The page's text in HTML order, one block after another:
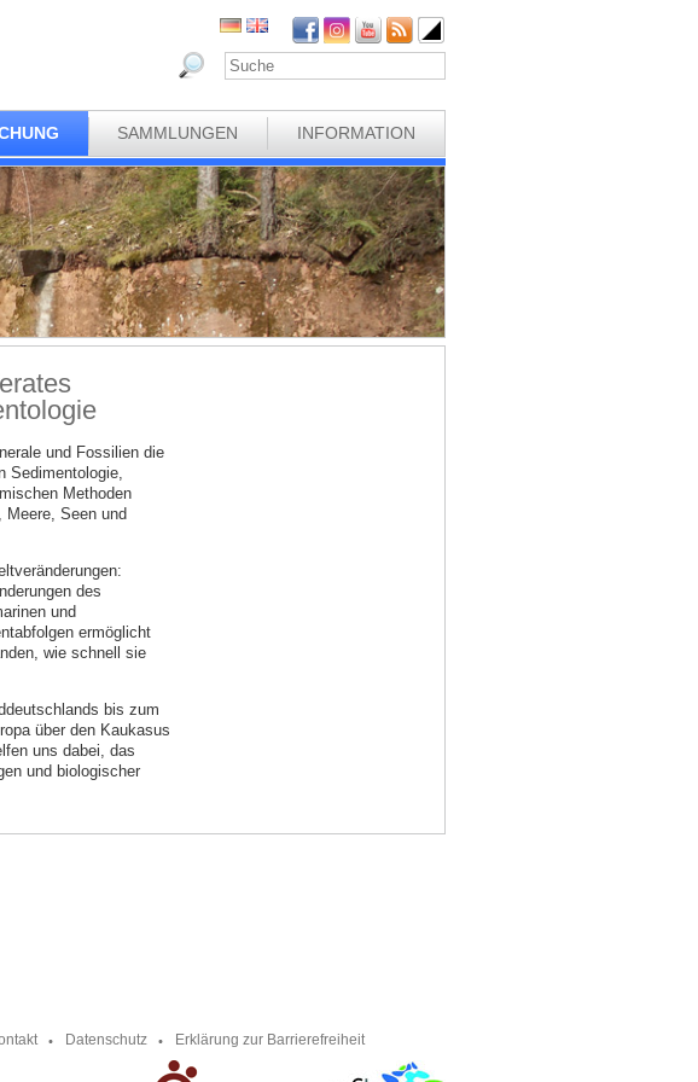
SAMMLUNGEN INFORMATION
und Fossilien die
Sedimentologie,
Methoden
Meere, Seen und
des
und
ermöglicht
wie schnell sie
bis zum
über den Kaukasus
uns dabei, das
und biologischer
Datenschutz Erklärung zur Barrierefreiheit